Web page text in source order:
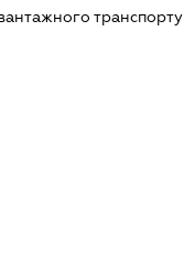
транспорту